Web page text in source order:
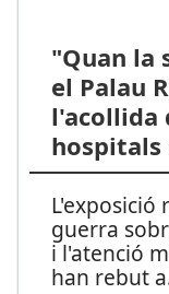
"Quan la
el Palau
l'acollida
hospitals
L'exposició
guerra
i l'atenció
han rebut a